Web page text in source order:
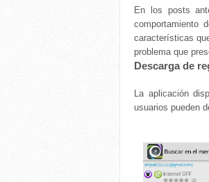
En los posts
comportamiento
características
problema que
Descarga de
La aplicación
usuarios pueden